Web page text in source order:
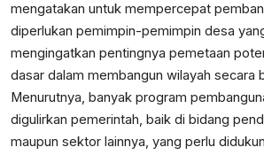
mengatakan untuk mempercepat
diperlukan pemimpin-pemimpin desa
mengingatkan pentingnya pemetaan
dasar dalam membangun wilayah secara
Menurutnya, banyak program
digulirkan pemerintah, baik di bidang
maupun sektor lainnya, yang perlu